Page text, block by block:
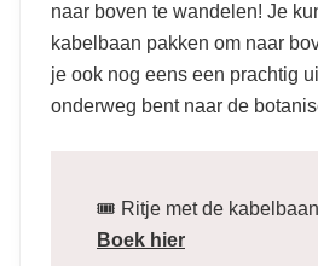
naar boven te wandelen! Je
kabelbaan pakken om naar
je ook nog eens een prachtig
onderweg bent naar de
🎟️ Ritje met de kabelbaan
Boek hier